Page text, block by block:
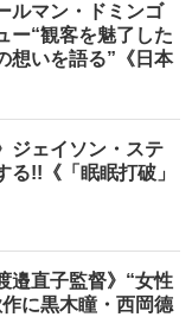
ルマン・ドミンゴ
ー“観客を魅了した
想いを語る”《日本
ジェイソン・ステ
る!!《「眠眠打破」
邉直子監督》“女性
に黒木瞳・西岡德